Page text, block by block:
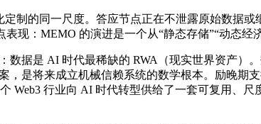
的同一尺度。答应节点正在不泄露原始数据
现：MEMO 的演进是一个从“静态存储”“动态经
是 AI 时代最稀缺的 RWA（现实世界资产）
，是将来成立机械信赖系统的数学根本。励晚
Web3 行业向 AI 时代转型供给了一套可复用、